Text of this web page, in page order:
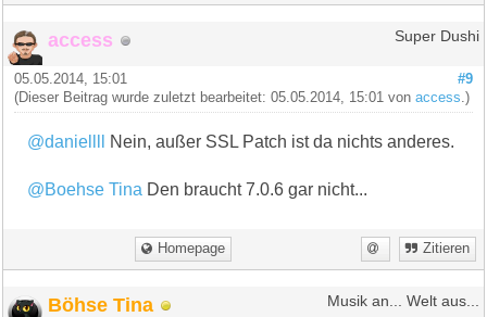
access Super Dushi
#9
05.05.2014, 15:01
(Dieser Beitrag wurde zuletzt bearbeitet: 05.05.2014, 15:01 vonaccess.)
@daniellll Nein, außer SSL Patch ist da nichts anderes.
@Boehse Tina Den braucht 7.0.6 gar nicht...
Homepage Zitieren
Böhse Tina Musik an... Welt aus...